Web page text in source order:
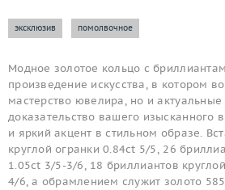
эксклюзив помолвочное
Модное золотое кольцо с
произведение искусства, в котором
мастерство ювелира, но и актуальные
доказательство вашего изысканного
и яркий акцент в стильном образе.
круглой огранки 0.84ct 5/5, 26
1.05ct 3/5-3/6, 18 бриллиантов
4/6, а обрамлением служит золото